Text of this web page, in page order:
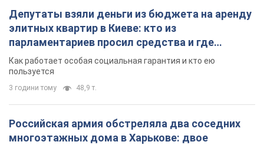
Депутаты взяли деньги из бюджета на аренду
элитных квартир в Киеве: кто из
парламентариев просил средства и где
поселился
Как работает особая социальная гарантия и кто ею
пользуется
3 години тому 48,9 т.
Российская армия обстреляла два соседних
многоэтажных дома в Харькове: двое